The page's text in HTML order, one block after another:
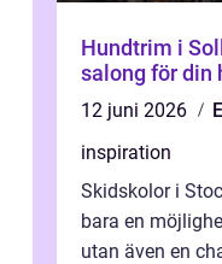
Hundtrim i
salong för din
12 juni 2026
inspiration
Skidskolor i
bara en
utan även en